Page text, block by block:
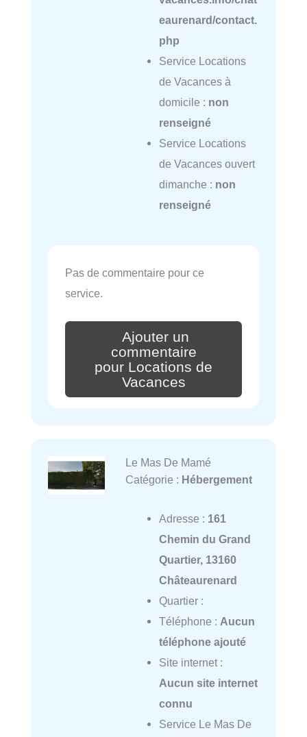
eaurenard/contact.
php
Service Locations
de Vacances à
domicile : non
renseigné
Service Locations
de Vacances ouvert
dimanche : non
renseigné
Pas de commentaire pour ce
service.
Ajouter un
commentaire
pour Locations de
Vacances
Le Mas De Mamé
Catégorie : Hébergement
Adresse : 161
Chemin du Grand
Quartier, 13160
Châteaurenard
Quartier :
Téléphone : Aucun
téléphone ajouté
Site internet :
Aucun site internet
connu
Service Le Mas De